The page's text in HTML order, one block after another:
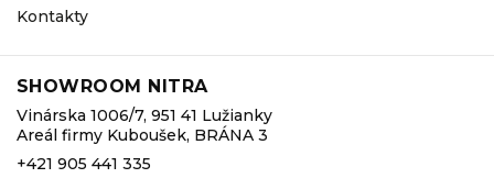
Kontakty
SHOWROOM NITRA
Vinárska 1006/7, 951 41 Lužianky
Areál firmy Kuboušek, BRÁNA 3
+421 905 441 335